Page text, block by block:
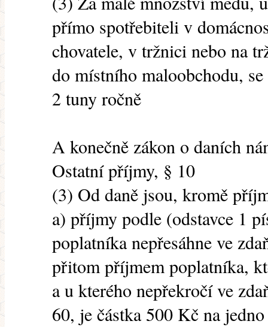
přímo spotřebiteli v
chovatele, v tržnici nebo na
do místního maloobchodu,
2 tuny ročně
A konečně zákon o daních
Ostatní příjmy, § 10
(3) Od daně jsou, kromě
a) příjmy podle (odstavce 1
poplatníka nepřesáhne ve
přitom příjmem poplatníka,
a u kterého nepřekročí ve
60, je částka 500 Kč na